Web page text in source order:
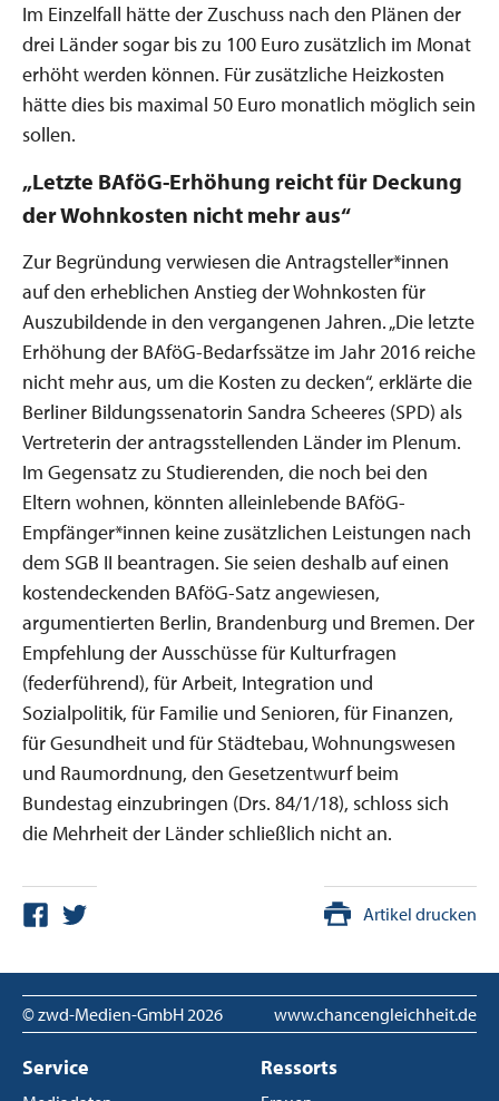
Im Einzelfall hätte der Zuschuss nach den Plänen der
drei Länder sogar bis zu 100 Euro zusätzlich im Monat
erhöht werden können. Für zusätzliche Heizkosten
hätte dies bis maximal 50 Euro monatlich möglich sein
sollen.
„Letzte BAföG-Erhöhung reicht für Deckung
der Wohnkosten nicht mehr aus“
Zur Begründung verwiesen die Antragsteller*innen
auf den erheblichen Anstieg der Wohnkosten für
Auszubildende in den vergangenen Jahren. „Die letzte
Erhöhung der BAföG-Bedarfssätze im Jahr 2016 reiche
nicht mehr aus, um die Kosten zu decken“, erklärte die
Berliner Bildungssenatorin Sandra Scheeres (SPD) als
Vertreterin der antragsstellenden Länder im Plenum.
Im Gegensatz zu Studierenden, die noch bei den
Eltern wohnen, könnten alleinlebende BAföG-
Empfänger*innen keine zusätzlichen Leistungen nach
dem SGB II beantragen. Sie seien deshalb auf einen
kostendeckenden BAföG-Satz angewiesen,
argumentierten Berlin, Brandenburg und Bremen. Der
Empfehlung der Ausschüsse für Kulturfragen
(federführend), für Arbeit, Integration und
Sozialpolitik, für Familie und Senioren, für Finanzen,
für Gesundheit und für Städtebau, Wohnungswesen
und Raumordnung, den Gesetzentwurf beim
Bundestag einzubringen (Drs. 84/1/18), schloss sich
die Mehrheit der Länder schließlich nicht an.
Artikel drucken
© zwd-Medien-GmbH2026 www.chancengleichheit.de
Service Ressorts